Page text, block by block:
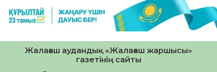
Жалағаш аудандық «Жалағаш жаршысы»
газетінің сайты